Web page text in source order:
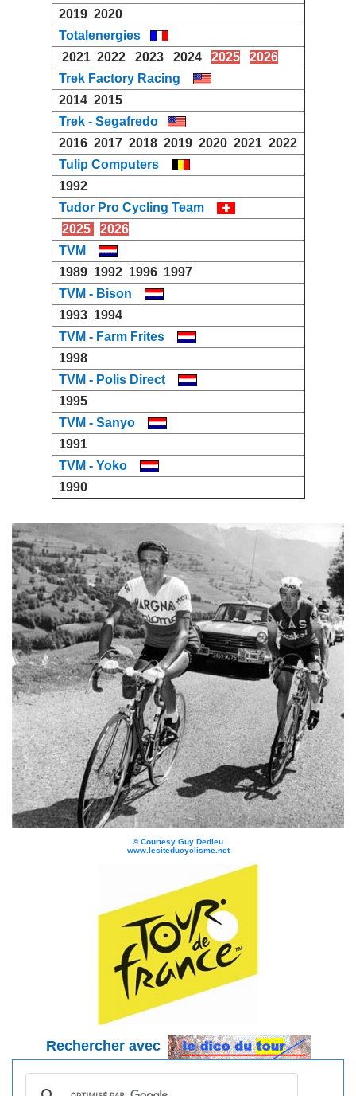
2019 2020
Totalenergies
2021 2022 2023 2024 2025
2026
Trek Factory Racing
2014 2015
Trek - Segafredo
2016 2017 2018 2019 2020 2021 2022
Tulip Computers
1992
Tudor Pro Cycling Team
2025
2026
TVM
1989 1992 1996 1997
TVM - Bison
1993 1994
TVM - Farm Frites
1998
TVM - Polis Direct
1995
TVM - Sanyo
1991
TVM - Yoko
1990
©Courtesy Guy Dedieu
www.lesiteducyclisme.net
Rechercher avec